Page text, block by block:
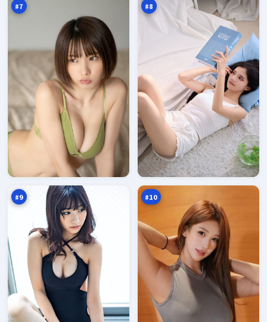
#7 #8
#9
临万
#10
霜
降
旧
账
本
92
万